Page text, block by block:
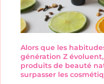
Alors que les
génération Z
produits de beauté
surpasser les